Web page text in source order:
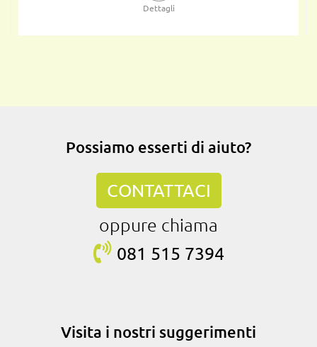
Dettagli
Possiamo esserti di aiuto?
CONTATTACI
oppure chiama
081 515 7394
Visita i nostri suggerimenti